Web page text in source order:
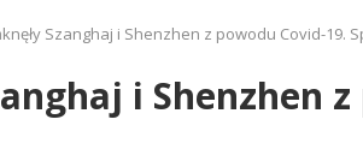
Szanghaj i Shenzhen z powodu Covid-19.
i Shenzhen